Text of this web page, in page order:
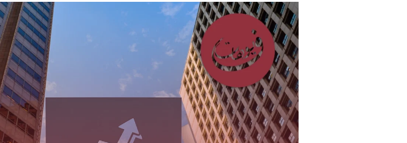
شركة
تصميم
مواقع
في
طنطا